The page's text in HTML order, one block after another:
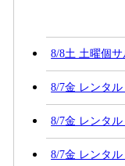
8/8土 土曜個サ
8/7金 レンタ
8/7金 レンタ
8/7金 レンタ